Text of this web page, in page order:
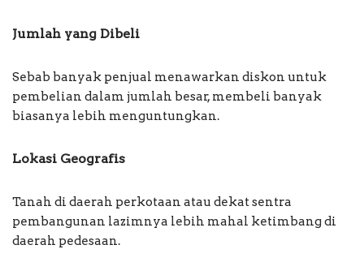
Jumlah yang Dibeli
Sebab banyak penjual menawarkan diskon untuk
pembelian dalam jumlah besar, membeli banyak
biasanya lebih menguntungkan.
Lokasi Geografis
Tanah di daerah perkotaan atau dekat sentra
pembangunan lazimnya lebih mahal ketimbang di
daerah pedesaan.